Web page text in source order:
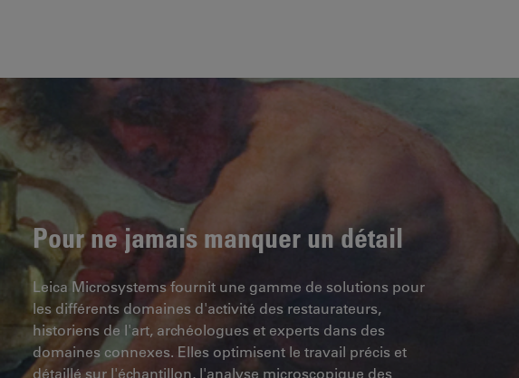
Pour ne jamais manquer un détail
Leica Microsystems fournit une gamme de solutions pour
les différents domaines d'activité des restaurateurs,
historiens de l'art, archéologues et experts dans des
domaines connexes. Elles optimisent le travail précis et
détaillé sur l'échantillon, l'analyse microscopique des